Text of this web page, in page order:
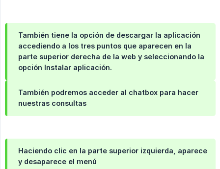
También tiene la opción de descargar la aplicación
accediendo a los tres puntos que aparecen en la
parte superior derecha de la web y seleccionando la
opción Instalar aplicación.
También podremos acceder al chatbox para hacer
nuestras consultas
Haciendo clic en la parte superior izquierda, aparece
y desaparece el menú